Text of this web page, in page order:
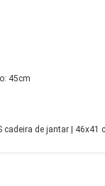
45cm
cadeira de jantar |